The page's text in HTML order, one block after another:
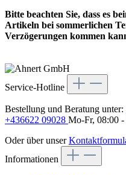
Bitte beachten Sie, dass es
Artikeln bei sommerlichen
Verzögerungen kommen
Service-Hotline
Bestellung und Beratung unter:
+436622 09028 Mo-Fr, 08:00
Oder über unser
Informationen